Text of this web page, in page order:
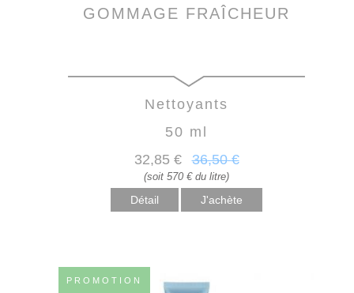
GOMMAGE FRAÎCHEUR
Nettoyants
50 ml
32,85 € 36,50 €
(soit 570 € du litre)
Détail
PROMOTION